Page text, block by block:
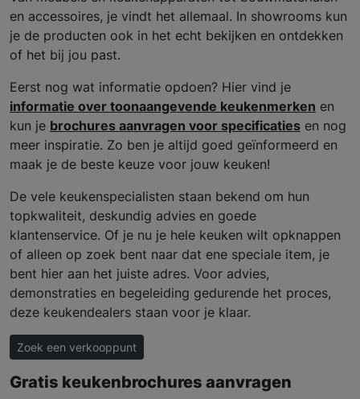
en accessoires, je vindt het allemaal. In showrooms kun
je de producten ook in het echt bekijken en ontdekken
of het bij jou past.
Eerst nog wat informatie opdoen? Hier vind je
informatie over toonaangevende keukenmerken en
kun je brochures aanvragen voor specificaties en nog
meer inspiratie. Zo ben je altijd goed geïnformeerd en
maak je de beste keuze voor jouw keuken!
De vele keukenspecialisten staan bekend om hun
topkwaliteit, deskundig advies en goede
klantenservice. Of je nu je hele keuken wilt opknappen
of alleen op zoek bent naar dat ene speciale item, je
bent hier aan het juiste adres. Voor advies,
demonstraties en begeleiding gedurende het proces,
deze keukendealers staan voor je klaar.
Zoek een verkooppunt
Gratis keukenbrochures aanvragen